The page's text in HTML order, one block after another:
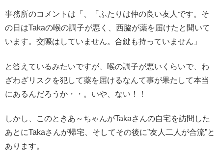
事務所のコメントは「、「ふたりは仲の良い友人です。そ
の日はTakaの喉の調子が悪く、西脇が薬を届けたと聞いて
います。交際はしていません。合鍵も持っていません」
と答えているみたいですが、喉の調子が悪いくらいで、わ
ざわざリスクを犯して薬を届けるなんて事が果たして本当
にあるんだろうか・・。いや、ない！！
しかし、このときあ～ちゃんがTakaさんの自宅を訪問した
あとにTakaさんが帰宅、そしてその後に”友人二人が合流”と
あります。